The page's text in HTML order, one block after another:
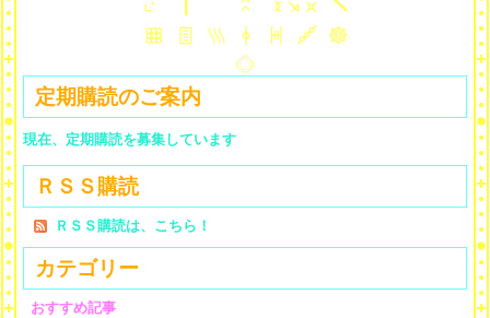
定期購読のご案内
現在、定期購読を募集しています
ＲＳＳ購読
ＲＳＳ購読は、こちら！
カテゴリー
おすすめ記事